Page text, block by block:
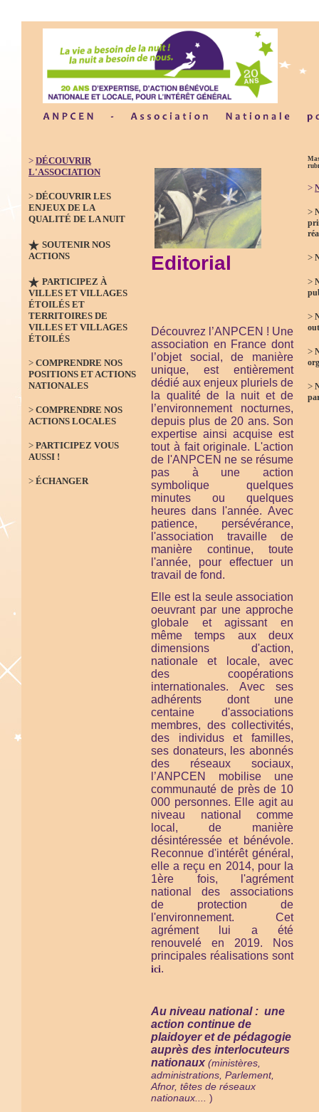
> DÉCOUVRIR
L'ASSOCIATION
> DÉCOUVRIR LES
ENJEUX DE LA
QUALITÉ DE LA NUIT
SOUTENIR NOS
ACTIONS
PARTICIPEZ À
VILLES ET VILLAGES
ÉTOILÉS ET
TERRITOIRES DE
VILLES ET VILLAGES
ÉTOILÉS
> COMPRENDRE NOS
POSITIONS ET ACTIONS
NATIONALES
> COMPRENDRE NOS
ACTIONS LOCALES
> PARTICIPEZ VOUS
AUSSI !
> ÉCHANGER
Editorial
Découvrez l’ANPCEN ! Une
association en France dont
l’objet social, de manière
unique, est entièrement
dédié aux enjeux pluriels de
la qualité de la nuit et de
l’environnement nocturnes,
depuis plus de 20 ans. Son
expertise ainsi acquise est
tout à fait originale. L'action
de l'ANPCEN ne se résume
pas à une action
symbolique quelques
minutes ou quelques
heures dans l'année. Avec
patience, persévérance,
l'association travaille de
manière continue, toute
l'année, pour effectuer un
travail de fond.
Elle est la seule association
oeuvrant par une approche
globale et agissant en
même temps aux deux
dimensions d'action,
nationale et locale, avec
des coopérations
internationales. Avec ses
adhérents dont une
centaine d'associations
membres, des collectivités,
des individus et familles,
ses donateurs, les abonnés
des réseaux sociaux,
l’ANPCEN mobilise une
communauté de près de 10
000 personnes. Elle agit au
niveau national comme
local, de manière
désintéressée et bénévole.
Reconnue d'intérêt général,
elle a reçu en 2014, pour la
1ère fois, l'agrément
national des associations
de protection de
l'environnement. Cet
agrément lui a été
renouvelé en 2019. Nos
principales réalisations sont
ici.
Au niveau national : une
action continue de
plaidoyer et de pédagogie
auprès des interlocuteurs
nationaux (ministères,
administrations, Parlement,
Afnor, têtes de réseaux
nationaux....
)
>
>
>
>
>
>
>